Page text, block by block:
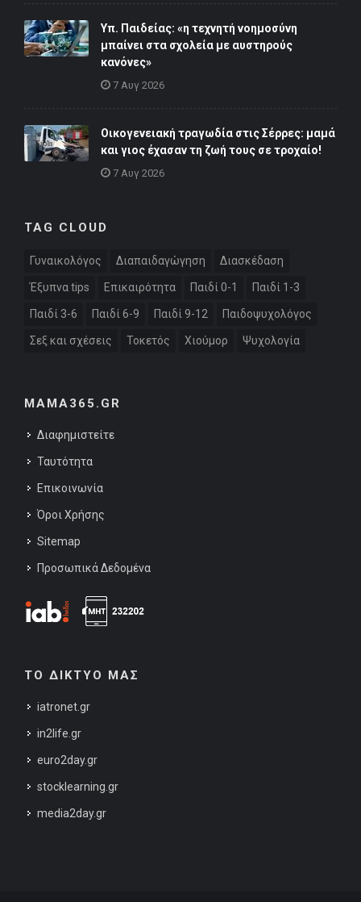
Υπ. Παιδείας: «η τεχνητή νοημοσύνη
μπαίνει στα σχολεία με αυστηρούς
κανόνες»
7 Αυγ 2026
Οικογενειακή τραγωδία στις Σέρρες: μαμά
και γιος έχασαν τη ζωή τους σε τροχαίο!
7 Αυγ 2026
TAG CLOUD
Γυναικολόγος Διαπαιδαγώγηση Διασκέδαση
Έξυπνα tips Επικαιρότητα Παιδί 0-1 Παιδί 1-3
Παιδί 3-6 Παιδί 6-9 Παιδί 9-12 Παιδοψυχολόγος
Σεξ και σχέσεις Τοκετός Χιούμορ Ψυχολογία
MAMA365.GR
Διαφημιστείτε
Ταυτότητα
Επικοινωνία
Όροι Χρήσης
Sitemap
Προσωπικά Δεδομένα
ΤΟ ΔΙΚΤΥΟ ΜΑΣ
iatronet.gr
in2life.gr
euro2day.gr
stocklearning.gr
media2day.gr